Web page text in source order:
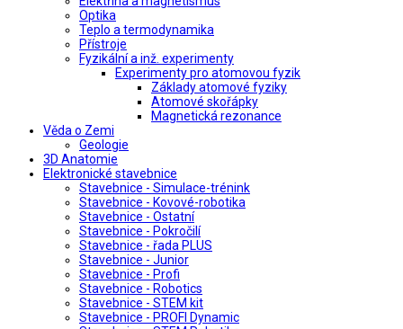
Optika
Teplo a termodynamika
Přístroje
Fyzikální a inž. experimenty
Experimenty pro atomovou fyzik
Základy atomové fyziky
Atomové skořápky
Magnetická rezonance
Věda o Zemi
Geologie
3D Anatomie
Elektronické stavebnice
Stavebnice - Simulace-trénink
Stavebnice - Kovové-robotika
Stavebnice - Ostatní
Stavebnice - Pokročilí
Stavebnice - řada PLUS
Stavebnice - Junior
Stavebnice - Profi
Stavebnice - Robotics
Stavebnice - STEM kit
Stavebnice - PROFI Dynamic